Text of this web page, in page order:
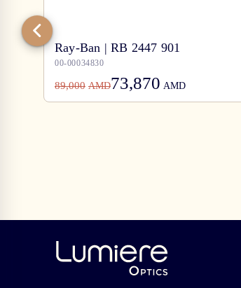
Ray-Ban | RB 2447 901
00-00034830
89,000 AMD73,870 AMD